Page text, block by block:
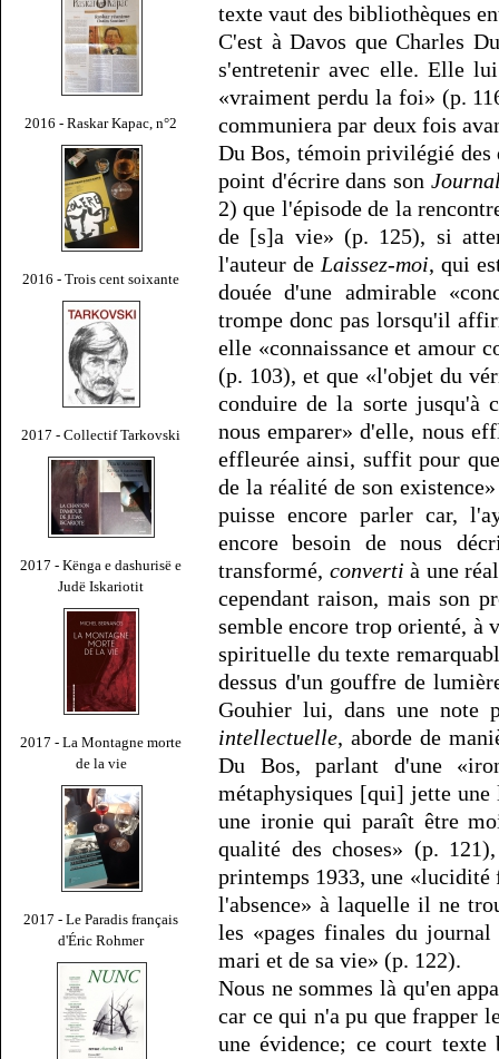
2016 - Raskar Kapac, n°2
2016 - Trois cent soixante
2017 - Collectif Tarkovski
2017 - Kënga e dashurisë e
Judë Iskariotit
2017 - La Montagne morte
de la vie
2017 - Le Paradis français
d'Éric Rohmer
texte vaut des bibliothèques
C'est à Davos que Charles
s'entretenir avec elle. Elle
«vraiment perdu la foi» (p.
communiera par deux fois
Du Bos, témoin privilégié des
point d'écrire dans son
2) que l'épisode de la
de [s]a vie» (p. 125), si
l'auteur de Laissez-moi, qui
douée d'une admirable
trompe donc pas lorsqu'il
elle «connaissance et amour
(p. 103), et que «l'objet du
conduire de la sorte jusqu'à
nous emparer» d'elle, nous
effleurée ainsi, suffit pour
de la réalité de son
puisse encore parler car,
encore besoin de nous
transformé, converti à une
cependant raison, mais son
semble encore trop orienté, à
spirituelle du texte
dessus d'un gouffre de
Gouhier lui, dans une note
intellectuelle, aborde de
Du Bos, parlant d'une
métaphysiques [qui] jette une
une ironie qui paraît être
qualité des choses» (p.
printemps 1933, une
l'absence» à laquelle il ne
les «pages finales du
mari et de sa vie» (p. 122).
Nous ne sommes là qu'en
car ce qui n'a pu que frapper
une évidence; ce court